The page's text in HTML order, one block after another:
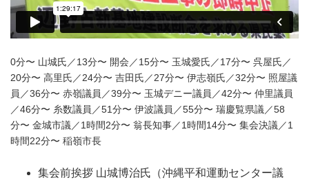
0分〜 山城氏／13分〜 開会／15分〜 玉城愛氏／17分〜 呉屋氏／
20分〜 高里氏／24分〜 吉田氏／27分〜 伊志嶺氏／32分〜 照屋議
員／36分〜 赤嶺議員／39分〜 玉城デニー議員／42分〜 仲里議員
／46分〜 糸数議員／51分〜 伊波議員／55分〜 瑞慶覧県議／58
分〜 金城市議／1時間2分〜 翁長知事／1時間14分〜 集会決議／1
時間22分〜 稲嶺市長
集会前挨拶 山城博治氏（沖縄平和運動センター議